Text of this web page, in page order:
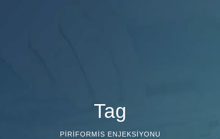
Tag
PIRIFORMIS ENJEKSIYONU